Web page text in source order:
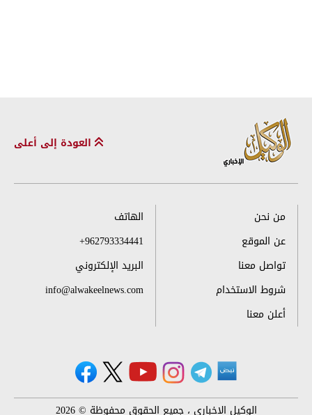
العودة إلى أعلى
من نحن
عن الموقع
تواصل معنا
شروط الاستخدام
أعلن معنا
الهاتف
+962793334441
البريد الإلكتروني
info@alwakeelnews.com
الوكيل الإخباري ، جميع الحقوق محفوظة © 2026